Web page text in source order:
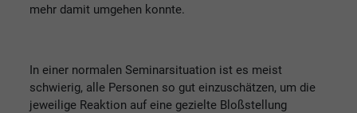
mehr damit umgehen konnte.
In einer normalen Seminarsituation ist es meist
schwierig, alle Personen so gut einzuschätzen, um die
jeweilige Reaktion auf eine gezielte Bloßstellung